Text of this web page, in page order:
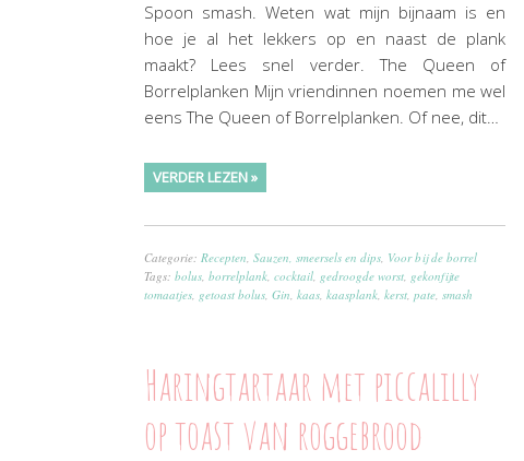
Spoon smash. Weten wat mijn bijnaam is en
hoe je al het lekkers op en naast de plank
maakt? Lees snel verder. The Queen of
Borrelplanken Mijn vriendinnen noemen me wel
eens The Queen of Borrelplanken. Of nee, dit…
VERDER LEZEN »
Categorie: Recepten, Sauzen, smeersels en dips, Voor bij de borrel
Tags: bolus, borrelplank, cocktail, gedroogde worst, gekonfijte
tomaatjes, getoast bolus, Gin, kaas, kaasplank, kerst, pate, smash
Haringtartaar met piccalilly
op toast van roggebrood